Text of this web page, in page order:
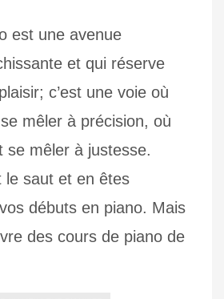
est une avenue
et qui réserve
c’est une voie où
mêler à précision, où
se mêler à justesse.
le saut et en êtes
débuts en piano. Mais
des cours de piano de